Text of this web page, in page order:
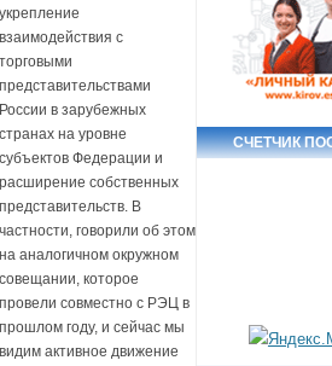
укрепление
взаимодействия с
торговыми
представительствами
России в зарубежных
странах на уровне
субъектов Федерации и
расширение собственных
представительств. В
частности, говорили об этом
на аналогичном окружном
совещании, которое
провели совместно с РЭЦ в
прошлом году, и сейчас мы
видим активное движение
СЧЕТЧИК